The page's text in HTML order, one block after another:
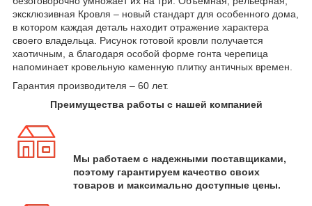
эксклюзивная Кровля – новый стандарт для особенного дома,
в котором каждая деталь находит отражение характера
своего владельца. Рисунок готовой кровли получается
хаотичным, а благодаря особой форме гонта черепица
напоминает кровельную каменную плитку античных времен.
Гарантия производителя – 60 лет.
Преимущества работы с нашей компанией
Мы работаем с надежными поставщиками,
поэтому гарантируем качество своих
товаров и максимально доступные цены.